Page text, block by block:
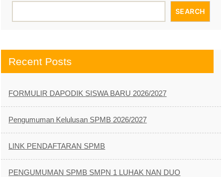
SEARCH
Recent Posts
FORMULIR DAPODIK SISWA BARU 2026/2027
Pengumuman Kelulusan SPMB 2026/2027
LINK PENDAFTARAN SPMB
PENGUMUMAN SPMB SMPN 1 LUHAK NAN DUO